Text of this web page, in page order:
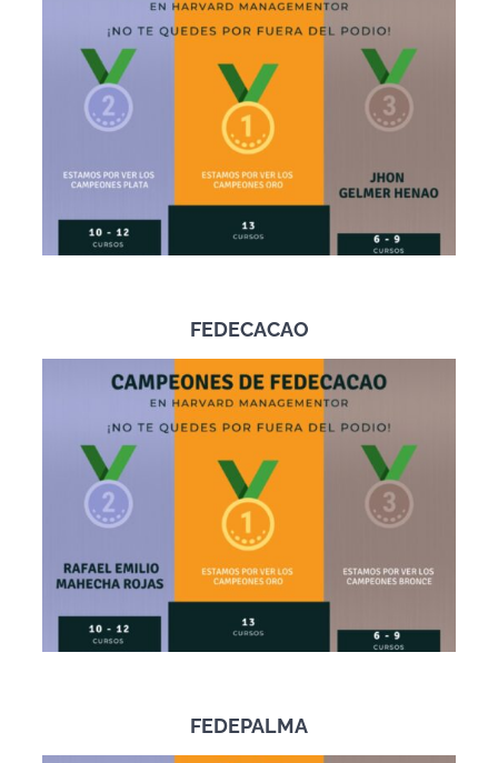
FEDECACAO
FEDEPALMA